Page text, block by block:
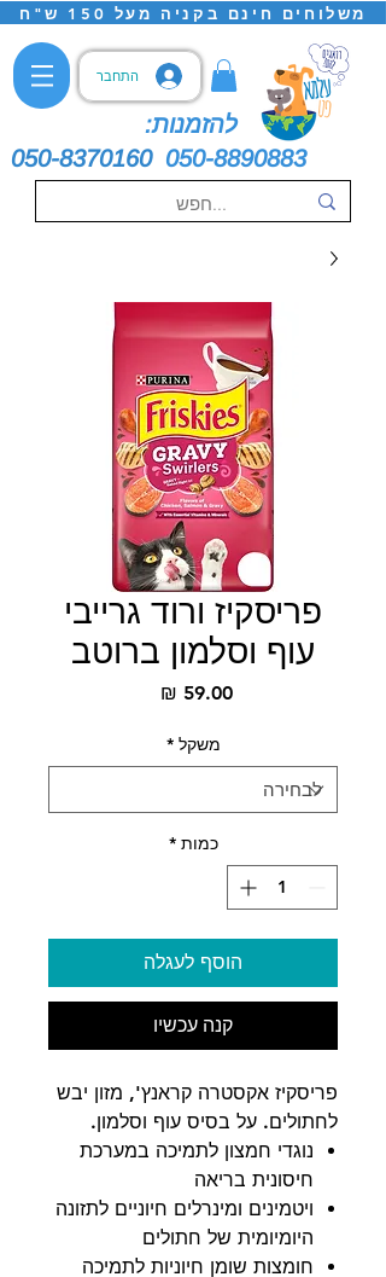
משלוחים חינם בקניה מעל 150 ש"ח
התחבר
להזמנות:
050-8370160 050-8890883
פריסקיז ורוד גרייבי
עוף וסלמון ברוטב
‏59.00 ‏₪
משקל *
כמות *
הוסף לעגלה
קנה עכשיו
פריסקיז אקסטרה קראנץ', מזון יבש
לחתולים. על בסיס עוף וסלמון.
נוגדי חמצון לתמיכה במערכת
חיסונית בריאה
ויטמינים ומינרלים חיוניים לתזונה
היומיומית של חתולים
חומצות שומן חיוניות לתמיכה